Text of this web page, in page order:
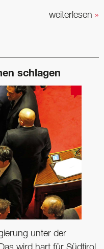
weiterlesen »
schlagen
unter der